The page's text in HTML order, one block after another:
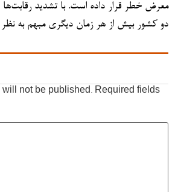
معرض خطر قرار داده است. با تشدید رقابت‌ها
دو کشور بیش از هر زمان دیگری مبهم به
will not be published. Required fields